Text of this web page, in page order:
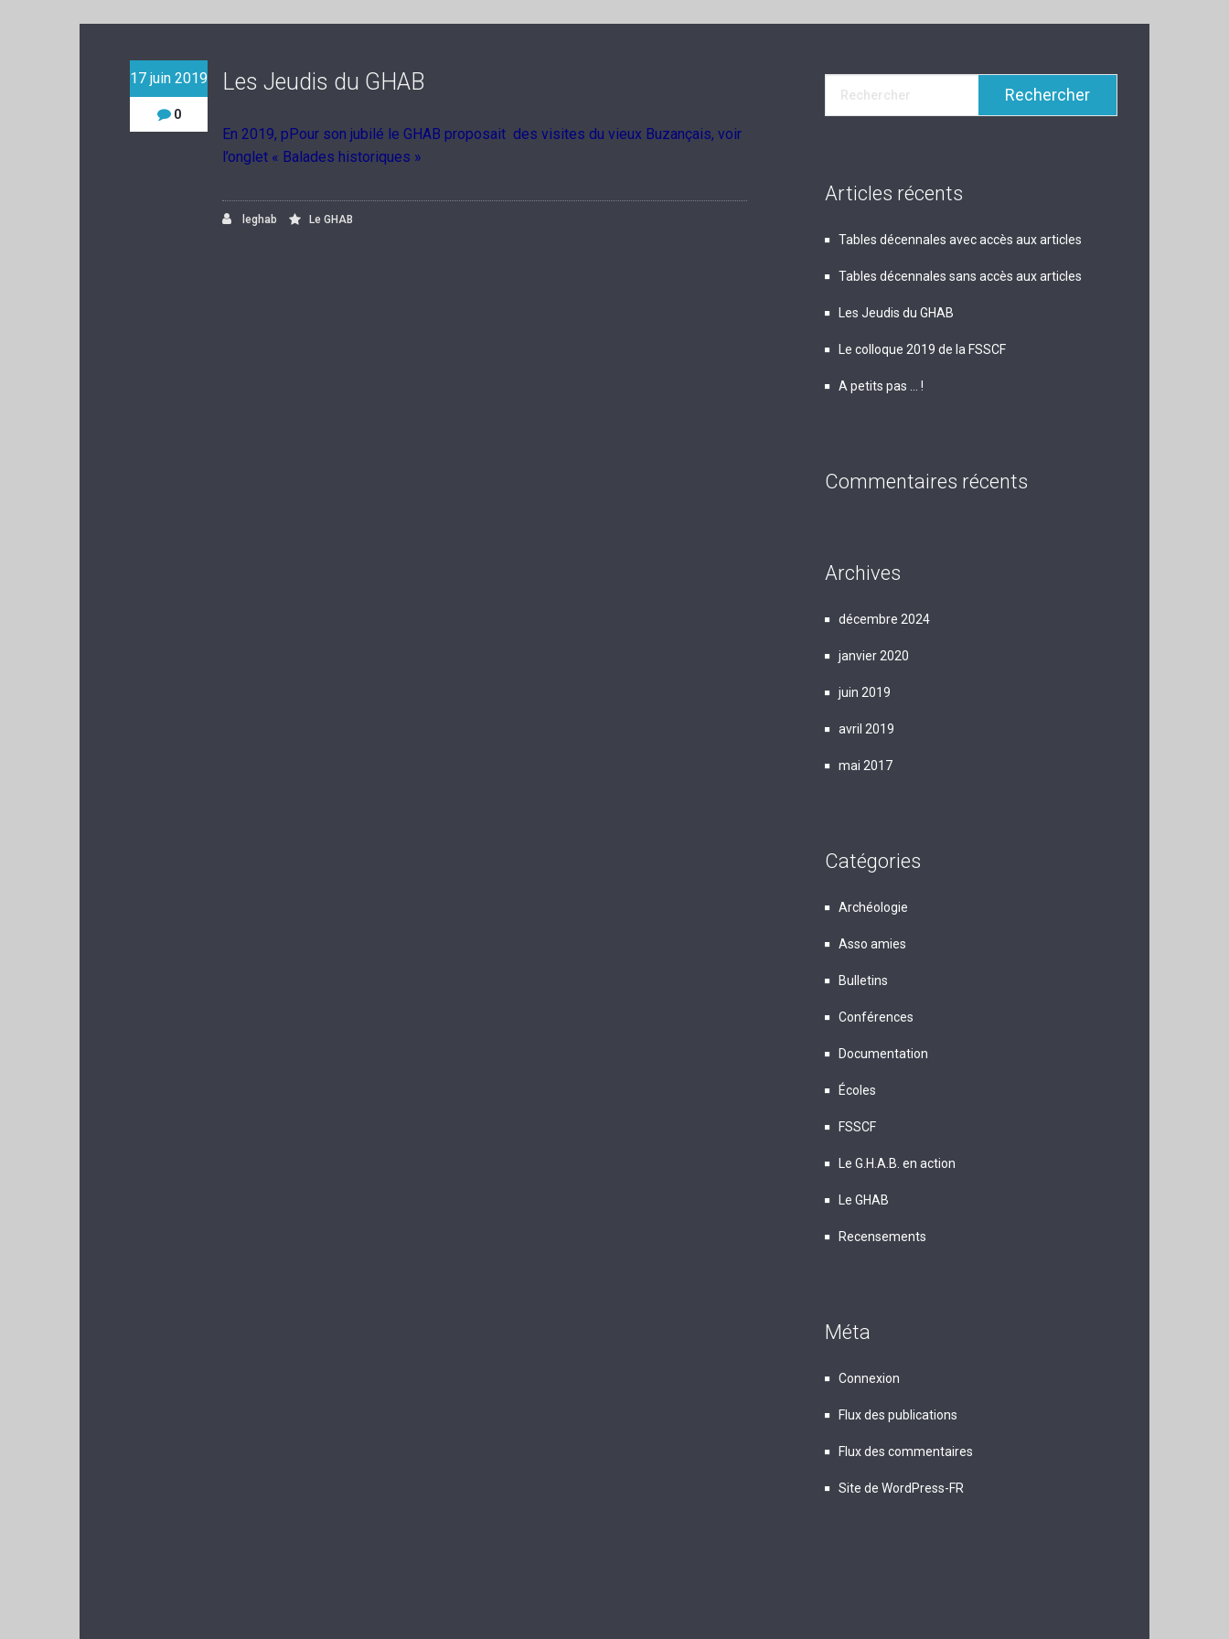
17 juin 2019
0
Les Jeudis du GHAB
En 2019, pPour son jubilé le GHAB proposait des visites du vieux Buzançais, voir
l’onglet « Balades historiques »
leghab Le GHAB
Articles récents
Tables décennales avec accès aux articles
Tables décennales sans accès aux articles
Les Jeudis du GHAB
Le colloque 2019 de la FSSCF
A petits pas … !
Commentaires récents
Archives
décembre 2024
janvier 2020
juin 2019
avril 2019
mai 2017
Catégories
Archéologie
Asso amies
Bulletins
Conférences
Documentation
Écoles
FSSCF
Le G.H.A.B. en action
Le GHAB
Recensements
Méta
Connexion
Flux des publications
Flux des commentaires
Site de WordPress-FR